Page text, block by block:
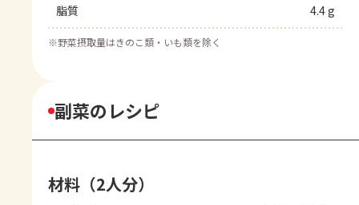
脂質 4.4 g
※野菜摂取量はきのこ類・いも類を除く
副菜のレシピ
材料（2人分）